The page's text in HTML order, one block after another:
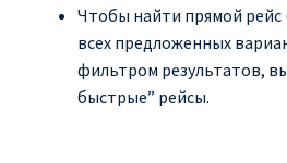
Чтобы найти прямой рейс
всех предложенных
фильтром результатов,
быстрые” рейсы.